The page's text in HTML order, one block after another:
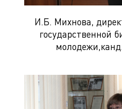
И.Б. Михнова,
государственной